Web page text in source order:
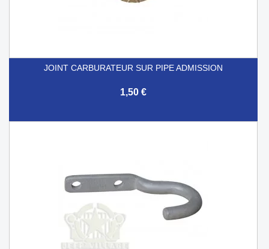
JOINT CARBURATEUR SUR PIPE ADMISSION
1,50 €